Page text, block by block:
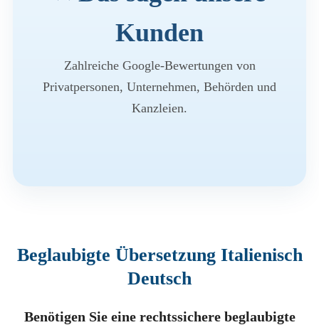
Kunden
Zahlreiche Google-Bewertungen von
Privatpersonen, Unternehmen, Behörden und
Kanzleien.
Beglaubigte Übersetzung Italienisch
Deutsch
Benötigen Sie eine rechtssichere beglaubigte